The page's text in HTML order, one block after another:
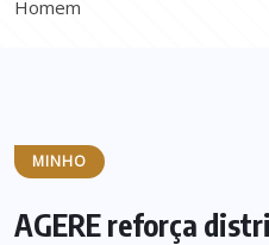
MINHO
AGERE reforça